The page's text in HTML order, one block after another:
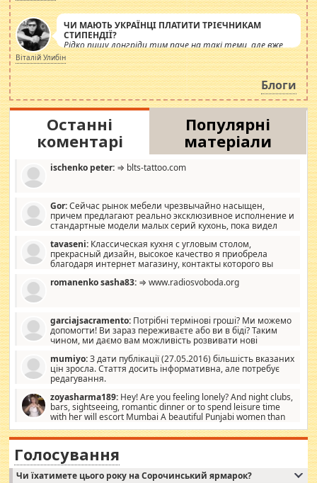
ЧИ МАЮТЬ УКРАЇНЦІ ПЛАТИТИ ТРІЄЧНИКАМ
СТИПЕНДІЇ?
Рідко пишу лонгріди тим паче на такі теми, але вже
просто дістало! Обурюють сьогоднішні інсенуації
навколо стипендіального питання. Штучно
роздувається ще одна соціальна катастрофа.
Віталій Улибін
Блоги
Останні
коментарі
Популярні
матеріали
ischenko peter: ⇒ blts-tattoo.com
Gor:Сейчас рынок мебели чрезвычайно насыщен,
причем предлагают реально эксклюзивное исполнение и
стандартные модели малых серий кухонь, пока видел
стандартные формы, в MebelOk, креативненько и что главное -
со вкусом все в порядке, без ненужных наворотов удорожающих
мебель, а это не последний фактор.
tavaseni: Классическая кухня с угловым столом,
прекрасный дизайн, высокое качество я приобрела
благодаря интернет магазину, контакты которого вы
romanenko sasha83: ⇒ www.radiosvoboda.org
garciajsacramento: Потрібні термінові гроші? Ми можемо
допомогти! Ви зараз переживаєте або ви в біді? Таким
чином, ми даємо вам можливість розвивати нові
допомагати людям, які намагаються дати їм шанс. Кожен
заслуговує на другий шанс, і, оскільки влада не зможе, вони
повинні приймати від інших. Для нас нема багато суми, і зрілість
витрат, а тільки узгоджених сум і нічого іншого. Не чекайте і не
коментуйте цей пост. Введіть суму, яку ви хочете подати, і ми
зв'яжемося з вами з усіма варіантами. зв'яжіться з нами
сьогодні на garciajsacramento@gmail.com Вам потрібні термінові
гроші? Ми можемо допомогти!
mumiyo:З дати публікації (27.05.2016) більшість вказаних
цін зросла. Стаття досить інформативна, але потребує
редагування.
zoyasharma189: Hey! Are you feeling lonely? And night clubs,
bars, sightseeing, romantic dinner or to spend leisure time
with her will escort Mumbai A beautiful Punjabi women than
sexy escort companion in arms that you guys feel like 5 star luxury
hotel had to spend the night in their search for loved solitaire free
woman "Love Solitaire" beautiful figure and shapely body shapes.
Independent escort in Mumbai, truthful, friendly and cheerful girl.
WhatsApp via an easily can see the latest pictures of her body and the
Голосування
Чи їхатимете цього року на Сорочинський ярмарок?